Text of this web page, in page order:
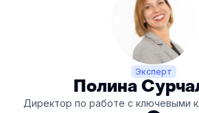
Эксперт
Полина
Директор по работе с ключевыми